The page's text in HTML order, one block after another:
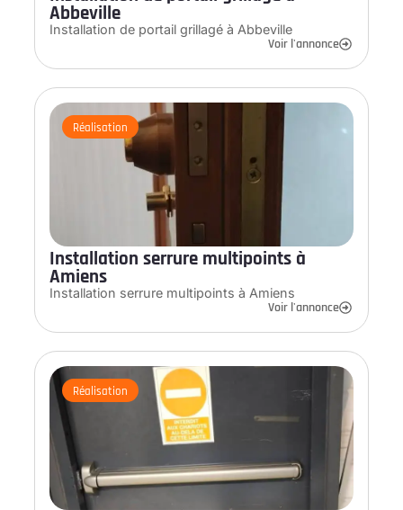
Abbeville
Installation de portail grillagé à Abbeville
Voir l'annonce
Réalisation
Installation serrure multipoints à
Amiens
Installation serrure multipoints à Amiens
Voir l'annonce
Réalisation